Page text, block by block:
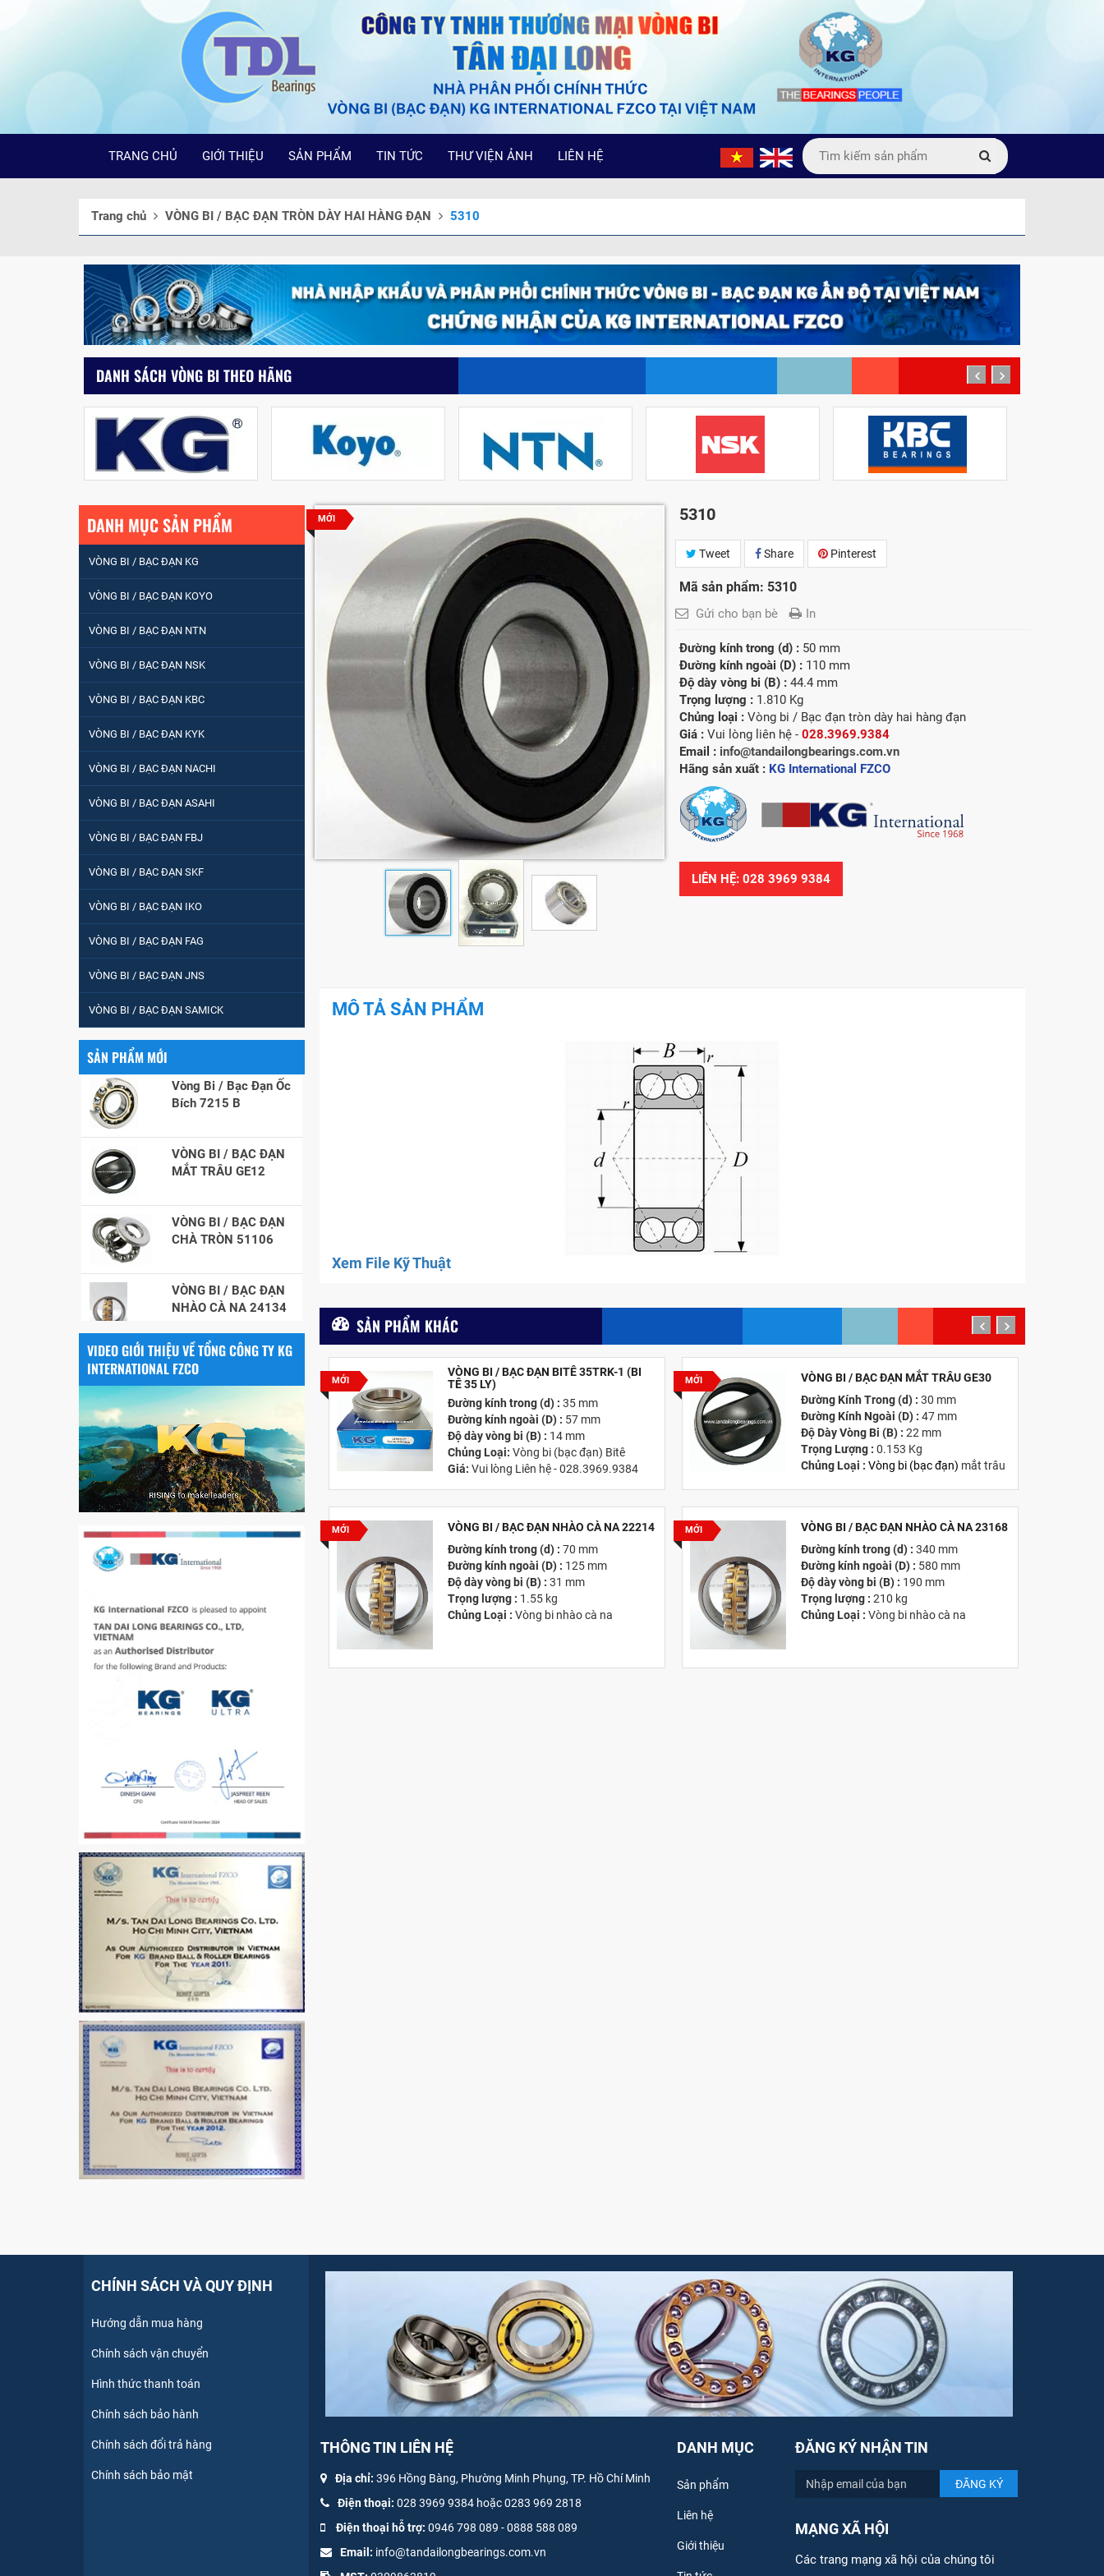
TRANG CHỦ GIỚI THIỆU SẢN PHẨM TIN TỨC THƯ VIỆN ẢNH LIÊN HỆ
Trang chủ VÒNG BI / BẠC ĐẠN TRÒN DÀY HAI HÀNG ĐẠN 5310
DANH SÁCH VÒNG BI THEO HÃNG prev next
MỚI 5310
Tweet Share Pinterest
Mã sản phẩm: 5310
Gửi cho bạn bè In
Đường kính trong (d) : 50 mm
Đường kính ngoài (D) : 110 mm
Độ dày vòng bi (B) : 44.4 mm
Trọng lượng : 1.810 Kg
Chủng loại : Vòng bi / Bạc đạn tròn dày hai hàng đạn
Giá : Vui lòng liên hệ -028.3969.9384
Email : info@tandailongbearings.com.vn
Hãng sản xuất : KG International FZCO
LIÊN HỆ: 028 3969 9384
MÔ TẢ SẢN PHẨM
Xem File Kỹ Thuật
SẢN PHẨM KHÁC
MỚI
VÒNG BI / BẠC ĐẠN BITÊ 35TRK-1 (BI
TÊ 35 LY)
Đường kính trong (d) : 35 mm
Đường kính ngoài (D) : 57 mm
Độ dày vòng bi (B) : 14 mm
Chủng Loại:Vòng bi (bạc đạn) Bitê
Giá: Vui lòng Liên hệ - 028.3969.9384
MỚI
VÒNG BI / BẠC ĐẠN NHÀO CÀ NA 22214
Đường kính trong (d) : 70 mm
Đường kính ngoài (D) : 125 mm
Độ dày vòng bi (B) : 31 mm
Trọng lượng : 1.55 kg
Chủng Loại :Vòng bi nhào cà na
MỚI
VÒNG BI / BẠC ĐẠN MẮT TRÂU GE30
Đường Kính Trong (d) : 30 mm
Đường Kính Ngoài (D) : 47 mm
Độ Dày Vòng Bi (B) : 22 mm
Trọng Lượng :0.153 Kg
Chủng Loại :Vòng bi (bạc đạn) mắt trâu
MỚI
VÒNG BI / BẠC ĐẠN NHÀO CÀ NA 23168
Đường kính trong (d) : 340 mm
Đường kính ngoài (D) : 580 mm
Độ dày vòng bi (B) : 190 mm
Trọng lượng : 210 kg
Chủng Loại :Vòng bi nhào cà na
prev next
DANH MỤC SẢN PHẨM
VÒNG BI / BẠC ĐẠN KG
VÒNG BI / BẠC ĐẠN KOYO
VÒNG BI / BẠC ĐẠN NTN
VÒNG BI / BẠC ĐẠN NSK
VÒNG BI / BẠC ĐẠN KBC
VÒNG BI / BẠC ĐẠN KYK
VÒNG BI / BẠC ĐẠN NACHI
VÒNG BI / BẠC ĐẠN ASAHI
VÒNG BI / BẠC ĐẠN FBJ
VÒNG BI / BẠC ĐẠN SKF
VÒNG BI / BẠC ĐẠN IKO
VÒNG BI / BẠC ĐẠN FAG
VÒNG BI / BẠC ĐẠN JNS
VÒNG BI / BẠC ĐẠN SAMICK
SẢN PHẨM MỚI
NHÀO CÀ NA 24134
tròn : 698
5200
VÒNG BI / BẠC ĐẠN
CHÀ TRÒN 51105
VÒNG BI / BẠC ĐẠN
CỐT BƠM NƯỚC
12x12x26
MĂNG XÔNG H2306
Bích 7215 B
MẮT TRÂU GE12
CHÀ TRÒN 51106
NHÀO CÀ NA 24134
Vòng bi / Bạc đạn
tròn : 698
VÒNG BI PHS20
5200
VÒNG BI / BẠC ĐẠN
CHÀ TRÒN 51105
VÒNG BI / BẠC ĐẠN
CỐT BƠM NƯỚC
12x12x26
Vòng Bi / Bạc Đạn Ốc
Bích 7215 B
MẮT TRÂU GE12
VÒNG BI / BẠC ĐẠN
CHÀ TRÒN 51106
VIDEO GIỚI THIỆU VỀ TỔNG CÔNG TY KG
INTERNATIONAL FZCO
CHÍNH SÁCH VÀ QUY ĐỊNH
Hướng dẫn mua hàng
Chính sách vận chuyển
Hình thức thanh toán
Chính sách bảo hành
Chính sách đổi trả hàng
Chính sách bảo mật
THÔNG TIN LIÊN HỆ
Địa chỉ: 396 Hồng Bàng, Phường Minh Phụng, TP. Hồ Chí Minh
Điện thoại: 028 3969 9384 hoặc 0283 969 2818
Điện thoại hỗ trợ: 0946 798 089 -0888 588 089
Email: info@tandailongbearings.com.vn
DANH MỤC
Sản phẩm
Liên hệ
Giới thiệu
ĐĂNG KÝ NHẬN TIN
MẠNG XÃ HỘI
Các trang mạng xã hội của chúng tôi